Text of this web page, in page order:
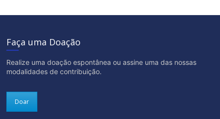
Faça uma Doação
Realize uma doação espontânea ou assine uma das nossas
modalidades de contribuição.
Doar